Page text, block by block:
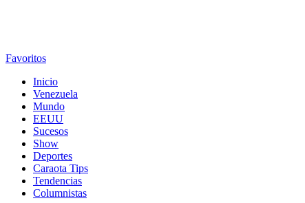
Favoritos
Inicio
Venezuela
Mundo
EEUU
Sucesos
Show
Deportes
Caraota Tips
Tendencias
Columnistas